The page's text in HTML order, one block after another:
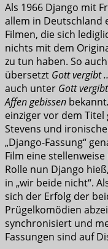
Als 1966 Django mit
allem in Deutschland
Filmen, die sich
nichts mit dem
zu tun haben. So
übersetzt Gott vergibt
auch unter Gott
Affen gebissen bekannt.
einziger vor dem
Stevens und
„Django-Fassung“
Film eine
Rolle nun Django
in „wir beide nicht“.
sich der Erfolg der
Prügelkomödien
synchronisiert und
Fassungen sind auf